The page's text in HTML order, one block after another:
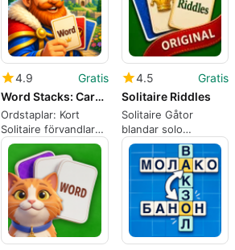
4.9
Gratis
Word Stacks: Card Solitaire
Ordstaplar: Kort
Solitaire förvandlar
ordlek till
kortbaserade pussel
4.5
Gratis
Solitaire Riddles
Solitaire Gåtor
blandar solo
kortpussel med
ordutmaningar